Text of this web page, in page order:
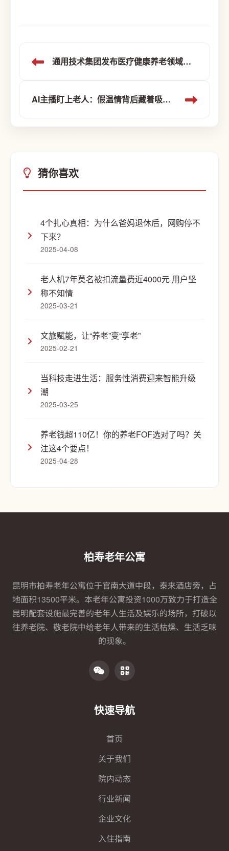
通用技术集团发布医疗健康养老领域为民服务十件实事
AI主播盯上老人：假温情背后藏着吸血生意
猜你喜欢
4个扎心真相：为什么爸妈退休后，网购停不
下来？
2025-04-08
老人机7年莫名被扣流量费近4000元 用户坚
称不知情
2025-03-21
文旅赋能，让“养老”变“享老”
2025-02-21
当科技走进生活：服务性消费迎来智能升级
潮
2025-03-25
养老钱超110亿！你的养老FOF选对了吗？关
注这4个要点！
2025-04-28
柏寿老年公寓
昆明市柏寿老年公寓位于官南大道中段，泰来酒店旁，占
地面积13500平米。本老年公寓投资1000万致力于打造全
昆明配套设施最完善的老年人生活及娱乐的场所，打破以
往养老院、敬老院中给老年人带来的生活枯燥、生活乏味
的现象。
快速导航
首页
关于我们
院内动态
行业新闻
企业文化
入住指南